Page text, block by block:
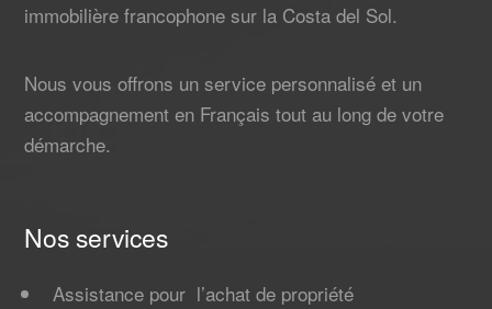
immobilière francophone sur la Costa del Sol.
Nous vous offrons un service personnalisé et un
accompagnement en Français tout au long de votre
démarche.
Nos services
Assistance pour l’achat de propriété